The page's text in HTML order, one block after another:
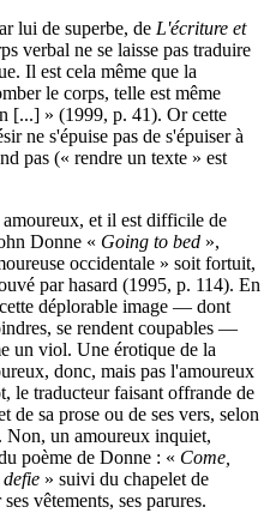
lui de superbe, de L'écriture et
verbal ne se laisse pas traduire
Il est cela même que la
le corps, telle est même
[...] » (1999, p. 41). Or cette
ne s'épuise pas de s'épuiser à
pas (« rendre un texte » est
et il est difficile de
Donne « Going to bed »,
occidentale » soit fortuit,
par hasard (1995, p. 114). En
déplorable image — dont
se rendent coupables —
un viol. Une érotique de la
donc, mais pas l'amoureux
le traducteur faisant offrande de
sa prose ou de ses vers, selon
Non, un amoureux inquiet,
poème de Donne : « Come,
» suivi du chapelet de
vêtements, ses parures.